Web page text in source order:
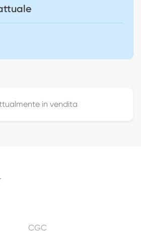
in vendita
CGC